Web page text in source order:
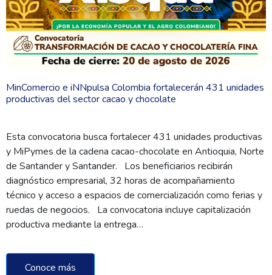
MinComercio e iNNpulsa Colombia fortalecerán 431 unidades
productivas del sector cacao y chocolate
Esta convocatoria busca fortalecer 431 unidades productivas
y MiPymes de la cadena cacao-chocolate en Antioquia, Norte
de Santander y Santander. Los beneficiarios recibirán
diagnóstico empresarial, 32 horas de acompañamiento
técnico y acceso a espacios de comercialización como ferias y
ruedas de negocios. La convocatoria incluye capitalización
productiva mediante la entrega…
Conoce más